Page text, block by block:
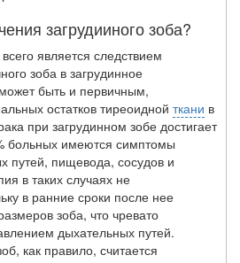
загрудииного зоба?
является следствием
зоба в загрудинное
быть и первичным,
остатков тиреоидной ткани в
при загрудинном зобе достигает
больных имеются симптомы
путей, пищевода, сосудов и
в таких случаях не
в ранние сроки после нее
зоба, что чревато
дыхательных путей.
как правило, считается